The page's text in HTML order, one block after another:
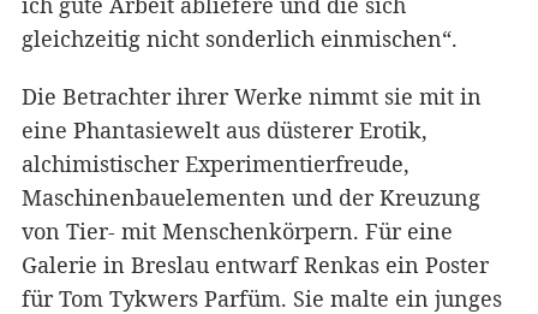
gleichzeitig nicht sonderlich einmischen“.
Die Betrachter ihrer Werke nimmt sie mit in
eine Phantasiewelt aus düsterer Erotik,
alchimistischer Experimentierfreude,
Maschinenbauelementen und der Kreuzung
von Tier- mit Menschenkörpern. Für eine
Galerie in Breslau entwarf Renkas ein Poster
für Tom Tykwers Parfüm. Sie malte ein junges